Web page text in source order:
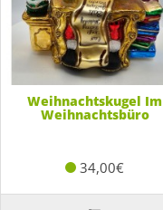
Weihnachtskugel Im
Weihnachtsbüro
34,00€